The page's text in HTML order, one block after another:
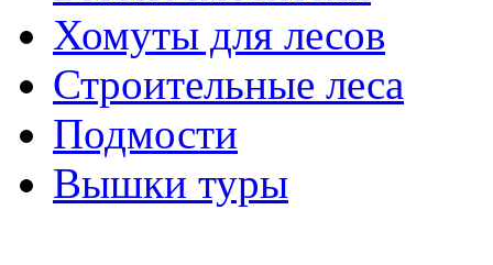
Хомуты для лесов
Строительные леса
Подмости
Вышки туры